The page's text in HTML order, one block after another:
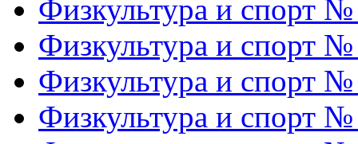
Физкультура и спорт
Физкультура и спорт
Физкультура и спорт
Физкультура и спорт